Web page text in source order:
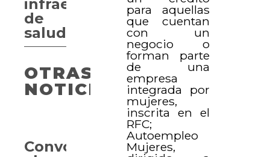
para aquellas
que cuentan
con un
negocio o
forman parte
de una
empresa
integrada por
mujeres,
inscrita en el
RFC;
Autoempleo
Mujeres,
infraestructura
de
salud
OTRAS
NOTICIAS
Convocan